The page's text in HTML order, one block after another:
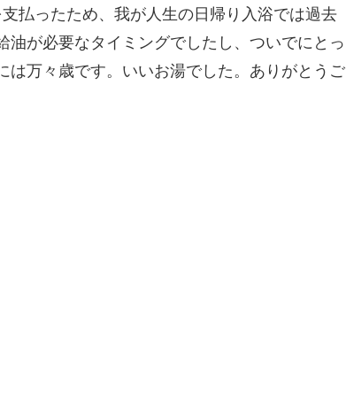
払ったため、我が人生の日帰り入浴では過去
が必要なタイミングでしたし、ついでにとっ
は万々歳です。いいお湯でした。ありがとうご